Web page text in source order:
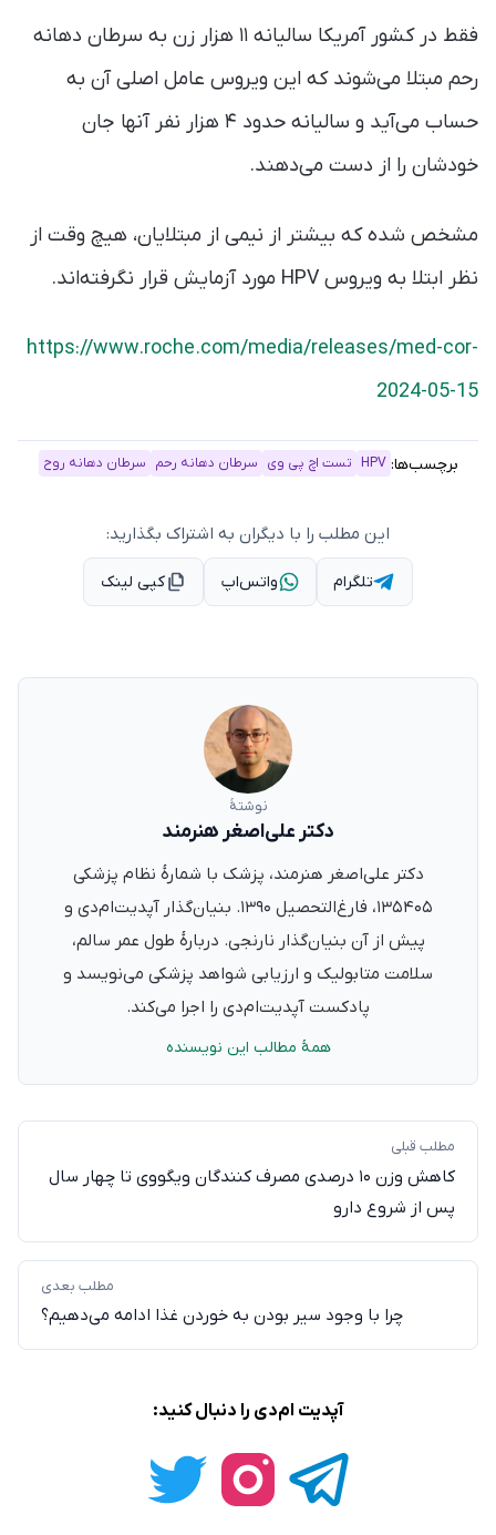
فقط در کشور آمریکا سالیانه ۱۱ هزار زن به سرطان دهانه‌
رحم مبتلا می‌شوند که این ویروس عامل اصلی آن به
حساب می‌آید و سالیانه حدود ۴ هزار نفر آنها جان
خودشان را از دست می‌دهند.
مشخص شده که بیشتر از نیمی از مبتلایان، هیچ وقت از
نظر ابتلا به ویروس HPV مورد آزمایش قرار نگرفته‌اند.
https://www.roche.com/media/releases/med-cor-
2024-05-15
برچسب‌ها: HPV تست اچ پی وی سرطان دهانه رحم سرطان دهانه روح
این مطلب را با دیگران به اشتراک بگذارید:
تلگرام واتس‌اپ کپی لینک
نوشتهٔ
دکتر علی‌اصغر هنرمند
دکتر علی‌اصغر هنرمند، پزشک با شمارهٔ نظام پزشکی
۱۳۵۴۰۵، فارغ‌التحصیل ۱۳۹۰. بنیان‌گذار آپدیت‌ام‌دی و
پیش از آن بنیان‌گذار نارنجی. دربارهٔ طول عمر سالم،
سلامت متابولیک و ارزیابی شواهد پزشکی می‌نویسد و
پادکست آپدیت‌ام‌دی را اجرا می‌کند.
همهٔ مطالب این نویسنده
مطلب قبلی
کاهش وزن ۱۰ درصدی مصرف کنندگان ویگووی تا چهار سال
پس از شروع دارو
مطلب بعدی
چرا با وجود سیر بودن به خوردن غذا ادامه می‌دهیم؟
آپدیت ام‌دی را دنبال کنید: